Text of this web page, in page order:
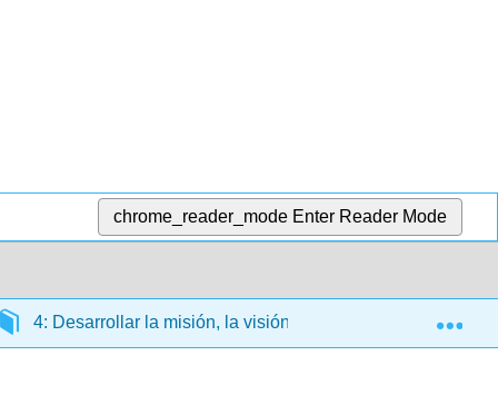
chrome_reader_mode Enter Reader Mode
4: Desarrollar la misión, la visión y los valores